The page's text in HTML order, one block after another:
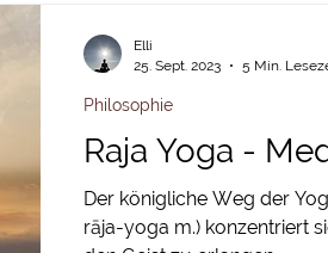
Raja Yoga -
Der königliche Weg der
rāja-yoga m.) konzentriert
Philosophie
Elli
25. Sept. 2023
5 Min.